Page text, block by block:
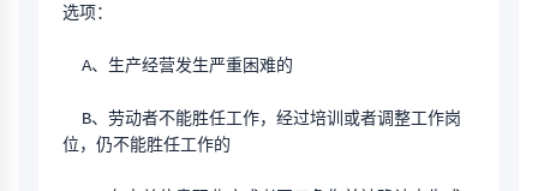
选项：
  A、生产经营发生严重困难的
位，仍不能胜任工作的